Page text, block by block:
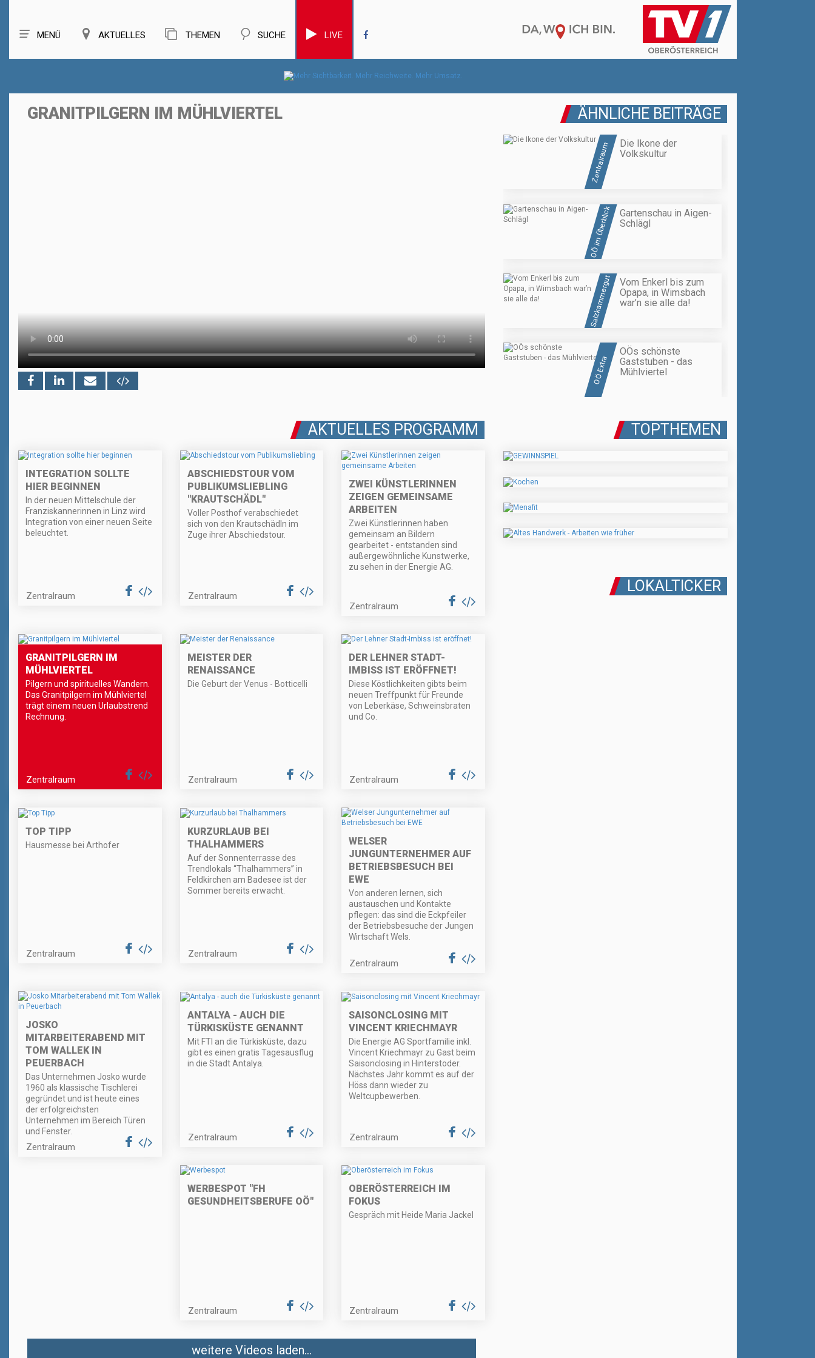
MENÜ AKTUELLES THEMEN SUCHE LIVE
GRANITPILGERN IM MÜHLVIERTEL ÄHNLICHE BEITRÄGE
Zentralraum
Die Ikone der
Volkskultur
OÖ im Überblick
Gartenschau in Aigen-
Schlägl
Salzkammergut
Vom Enkerl bis zum
Opapa, in Wimsbach
war’n sie alle da!
OÖ Extra
OÖs schönste
Gaststuben - das
Mühlviertel
AKTUELLES PROGRAMM
INTEGRATION SOLLTE
HIER BEGINNEN
In der neuen Mittelschule der
Franziskannerinnen in Linz wird
Integration von einer neuen Seite
beleuchtet.
Zentralraum
ABSCHIEDSTOUR VOM
PUBLIKUMSLIEBLING
"KRAUTSCHÄDL"
Voller Posthof verabschiedet
sich von den Krautschädln im
Zuge ihrer Abschiedstour.
Zentralraum
ZWEI KÜNSTLERINNEN
ZEIGEN GEMEINSAME
ARBEITEN
Zwei Künstlerinnen haben
gemeinsam an Bildern
gearbeitet - entstanden sind
außergewöhnliche Kunstwerke,
zu sehen in der Energie AG.
Zentralraum
GRANITPILGERN IM
MÜHLVIERTEL
Pilgern und spirituelles Wandern.
Das Granitpilgern im Mühlviertel
trägt einem neuen Urlaubstrend
Rechnung.
Zentralraum
MEISTER DER
RENAISSANCE
Die Geburt der Venus - Botticelli
Zentralraum
DER LEHNER STADT-
IMBISS IST ERÖFFNET!
Diese Köstlichkeiten gibts beim
neuen Treffpunkt für Freunde
von Leberkäse, Schweinsbraten
und Co.
Zentralraum
TOP TIPP
Hausmesse bei Arthofer
Zentralraum
KURZURLAUB BEI
THALHAMMERS
Auf der Sonnenterrasse des
Trendlokals “Thalhammers” in
Feldkirchen am Badesee ist der
Sommer bereits erwacht.
Zentralraum
WELSER
JUNGUNTERNEHMER AUF
BETRIEBSBESUCH BEI
EWE
Von anderen lernen, sich
austauschen und Kontakte
pflegen: das sind die Eckpfeiler
der Betriebsbesuche der Jungen
Wirtschaft Wels.
Zentralraum
JOSKO
MITARBEITERABEND MIT
TOM WALLEK IN
PEUERBACH
Das Unternehmen Josko wurde
1960 als klassische Tischlerei
gegründet und ist heute eines
der erfolgreichsten
Unternehmen im Bereich Türen
und Fenster.
Zentralraum
ANTALYA - AUCH DIE
TÜRKISKÜSTE GENANNT
Mit FTI an die Türkisküste, dazu
gibt es einen gratis Tagesausflug
in die Stadt Antalya.
Zentralraum
SAISONCLOSING MIT
VINCENT KRIECHMAYR
Die Energie AG Sportfamilie inkl.
Vincent Kriechmayr zu Gast beim
Saisonclosing in Hinterstoder.
Nächstes Jahr kommt es auf der
Höss dann wieder zu
Weltcupbewerben.
Zentralraum
WERBESPOT "FH
GESUNDHEITSBERUFE OÖ"
Zentralraum
OBERÖSTERREICH IM
FOKUS
Gespräch mit Heide Maria Jackel
Zentralraum
weitere Videos laden...
TOPTHEMEN
LOKALTICKER